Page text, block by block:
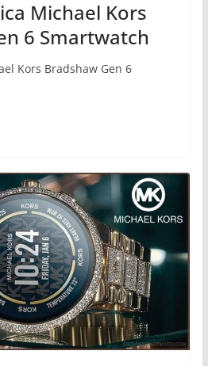
Michael Kors
6 Smartwatch
Kors Bradshaw Gen 6